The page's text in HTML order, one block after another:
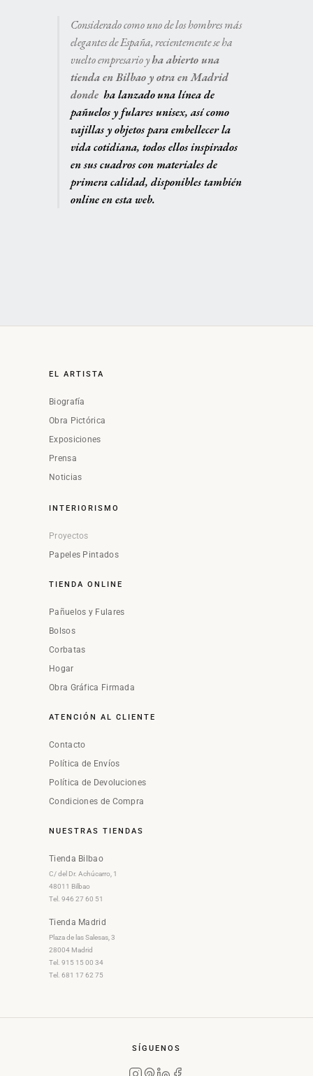
Considerado como uno de los hombres más
elegantes de España, recientemente se ha
vuelto empresario yha abierto una
tienda en Bilbao y otra en Madrid
donde ha lanzadouna línea de
pañuelos y fulares unisex, así como
vajillas y objetos para embellecer la
vida cotidiana, todos ellos inspirados
en sus cuadros con materiales de
primera calidad, disponibles también
online en esta web.
EL ARTISTA
Biografía
Obra Pictórica
Exposiciones
Prensa
Noticias
INTERIORISMO
Proyectos
Papeles Pintados
TIENDA ONLINE
Pañuelos y Fulares
Bolsos
Corbatas
Hogar
Obra Gráfica Firmada
ATENCIÓN AL CLIENTE
Contacto
Política de Envíos
Política de Devoluciones
Condiciones de Compra
NUESTRAS TIENDAS
Tienda Bilbao
C/ del Dr. Achúcarro, 1
48011 Bilbao
Tel. 946 27 60 51
Tienda Madrid
Plaza de las Salesas, 3
28004 Madrid
Tel. 915 15 00 34
Tel. 681 17 62 75
SÍGUENOS